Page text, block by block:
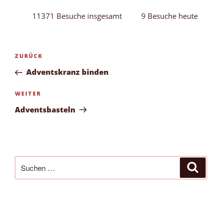
11371 Besuche insgesamt 9 Besuche heute
Beitragsnavigation
Vorheriger
Beitrag
ZURÜCK
Adventskranz binden
Nächster
Beitrag
WEITER
Adventsbasteln
nach: